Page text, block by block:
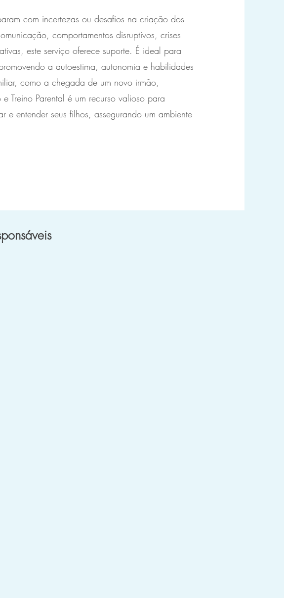
com incertezas ou desafios na criação dos
comportamentos disruptivos, crises
este serviço oferece suporte. É ideal para
a autoestima, autonomia e habilidades
como a chegada de um novo irmão,
Treino Parental é um recurso valioso para
entender seus filhos, assegurando um ambiente